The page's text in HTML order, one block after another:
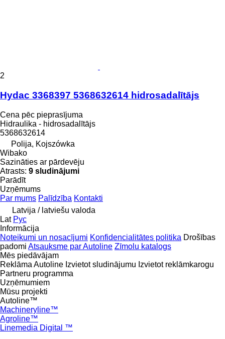
2
Hydac 3368397 5368632614 hidrosadalītājs
Cena pēc pieprasījuma
Hidraulika - hidrosadalītājs
5368632614
Polija, Kojszówka
Wibako
Sazināties ar pārdevēju
Atrasts: 9 sludinājumi
Parādīt
Uzņēmums
Par mums Palīdzība Kontakti
Latvija / latviešu valoda
Lat Рус
Informācija
Noteikumi un nosacījumi Konfidencialitātes politika Drošības
padomi Atsauksme par Autoline Zīmolu katalogs
Mēs piedāvājam
Reklāma Autoline Izvietot sludinājumu Izvietot reklāmkarogu
Partneru programma
Uzņēmumiem
Mūsu projekti
Autoline™
Machineryline™
Agroline™
Linemedia Digital ™